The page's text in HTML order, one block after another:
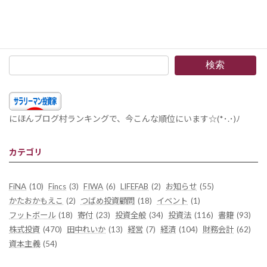
検索
にほんブログ村ランキングで、今こんな順位にいます☆(*･.･)ﾉ
カテゴリ
FiNA (10) Fincs (3) FIWA (6) LIFEFAB (2) お知らせ (55)
かたおかもえこ (2) つばめ投資顧問 (18) イベント (1)
フットボール (18) 寄付 (23) 投資全般 (34) 投資法 (116) 書籍 (93)
株式投資 (470) 田中れいか (13) 経営 (7) 経済 (104) 財務会計 (62)
資本主義 (54)